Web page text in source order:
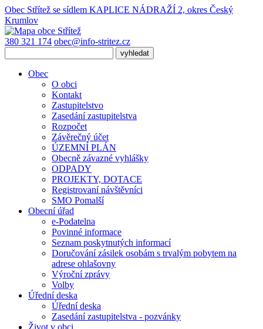
Obec Střítež se sídlem KAPLICE NÁDRAŽÍ 2, okres Český
Krumlov
380 321 174 obec@info-stritez.cz
Obec
O obci
Kontakt
Zastupitelstvo
Zasedání zastupitelstva
Rozpočet
Závěrečný účet
ÚZEMNÍ PLÁN
Obecně závazné vyhlášky
ODPADY
PROJEKTY, DOTACE
Registrovaní návštěvníci
SMO Pomalší
Obecní úřad
e-Podatelna
Povinné informace
Seznam poskytnutých informací
Doručování zásilek osobám s trvalým pobytem na
adrese ohlašovny
Výroční zprávy
Volby
Úřední deska
Úřední deska
Zasedání zastupitelstva - pozvánky
Život v obci